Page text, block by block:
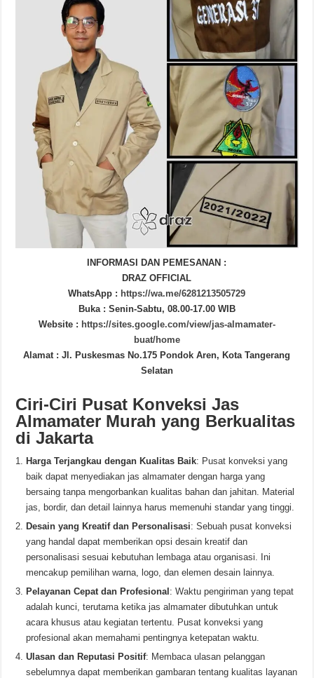
INFORMASI DAN PEMESANAN :
DRAZ OFFICIAL
WhatsApp : https://wa.me/6281213505729
Buka : Senin-Sabtu, 08.00-17.00 WIB
Website : https://sites.google.com/view/jas-almamater-
buat/home
Alamat : Jl. Puskesmas No.175 Pondok Aren, Kota Tangerang
Selatan
Ciri-Ciri Pusat Konveksi Jas
Almamater Murah yang Berkualitas
di Jakarta
Harga Terjangkau dengan Kualitas Baik: Pusat konveksi yang
baik dapat menyediakan jas almamater dengan harga yang
bersaing tanpa mengorbankan kualitas bahan dan jahitan. Material
jas, bordir, dan detail lainnya harus memenuhi standar yang tinggi.
Desain yang Kreatif dan Personalisasi: Sebuah pusat konveksi
yang handal dapat memberikan opsi desain kreatif dan
personalisasi sesuai kebutuhan lembaga atau organisasi. Ini
mencakup pemilihan warna, logo, dan elemen desain lainnya.
Pelayanan Cepat dan Profesional : Waktu pengiriman yang tepat
adalah kunci, terutama ketika jas almamater dibutuhkan untuk
acara khusus atau kegiatan tertentu. Pusat konveksi yang
profesional akan memahami pentingnya ketepatan waktu.
Ulasan dan Reputasi Positif: Membaca ulasan pelanggan
sebelumnya dapat memberikan gambaran tentang kualitas layanan